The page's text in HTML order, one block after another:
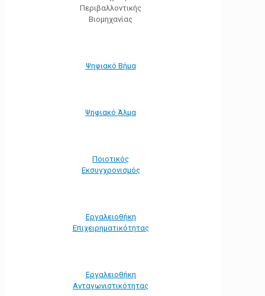
Περιβαλλοντικής
Βιομηχανίας
Ψηφιακό Βήμα
Ψηφιακό Άλμα
Ποιοτικός
Εκσυγχρονισμός
Εργαλειοθήκη
Eπιχειρηματικότητας
Εργαλειοθήκη
Ανταγωνιστικότητας